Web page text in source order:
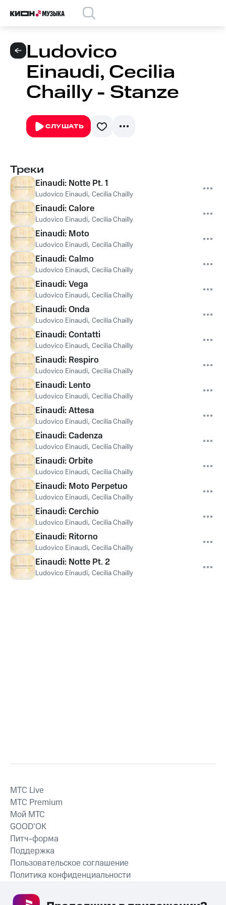
Ludovico
Einaudi, Cecilia
Chailly - Stanze
СЛУШАТЬ
Треки
Einaudi: Notte Pt. 1
Ludovico Einaudi, Cecilia Chailly
Einaudi: Calore
Ludovico Einaudi, Cecilia Chailly
Einaudi: Moto
Ludovico Einaudi, Cecilia Chailly
Einaudi: Calmo
Ludovico Einaudi, Cecilia Chailly
Einaudi: Vega
Ludovico Einaudi, Cecilia Chailly
Einaudi: Onda
Ludovico Einaudi, Cecilia Chailly
Einaudi: Contatti
Ludovico Einaudi, Cecilia Chailly
Einaudi: Respiro
Ludovico Einaudi, Cecilia Chailly
Einaudi: Lento
Ludovico Einaudi, Cecilia Chailly
Einaudi: Attesa
Ludovico Einaudi, Cecilia Chailly
Einaudi: Cadenza
Ludovico Einaudi, Cecilia Chailly
Einaudi: Orbite
Ludovico Einaudi, Cecilia Chailly
Einaudi: Moto Perpetuo
Ludovico Einaudi, Cecilia Chailly
Einaudi: Cerchio
Ludovico Einaudi, Cecilia Chailly
Einaudi: Ritorno
Ludovico Einaudi, Cecilia Chailly
Einaudi: Notte Pt. 2
Ludovico Einaudi, Cecilia Chailly
MTС Live
MTС Premium
Мой МТС
GOOD’OK
Питч-форма
Поддержка
Пользовательское соглашение
Политика конфиденциальности